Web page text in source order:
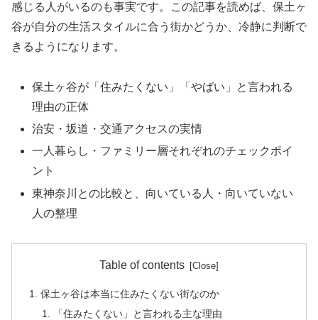
感じる人がいるのも事実です。この記事を読めば、保土ヶ
谷が自分の生活スタイルに合う街かどうか、冷静に判断で
きるようになります。
保土ヶ谷が「住みたくない」「やばい」と言われる
理由の正体
治安・坂道・交通アクセスの実情
一人暮らし・ファミリー層それぞれのチェックポイ
ント
東神奈川との比較と、向いている人・向いていない
人の整理
Table of contents
保土ヶ谷は本当に住みたくない街なのか
「住みたくない」と言われる主な理由